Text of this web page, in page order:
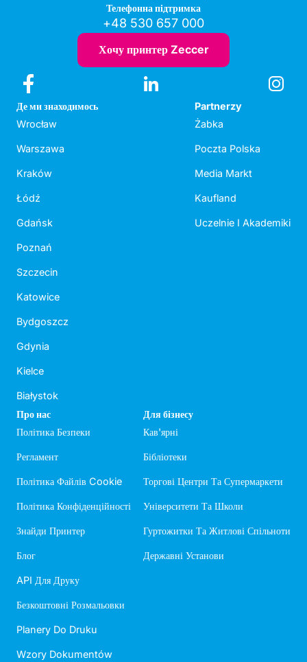
Телефонна підтримка
+48 530 657 000
Хочу принтер Zeccer
Де ми знаходимось
Wrocław
Warszawa
Kraków
Łódź
Gdańsk
Poznań
Szczecin
Katowice
Bydgoszcz
Gdynia
Kielce
Białystok
Partnerzy
Żabka
Poczta Polska
Media Markt
Kaufland
Uczelnie I Akademiki
Про нас
Політика Безпеки
Регламент
Політика Файлів Cookie
Політика Конфіденційності
Знайди Принтер
Блог
API Для Друку
Безкоштовні Розмальовки
Planery Do Druku
Wzory Dokumentów
Для бізнесу
Кав'ярні
Бібліотеки
Торгові Центри Та Супермаркети
Університети Та Школи
Гуртожитки Та Житлові Спільноти
Державні Установи